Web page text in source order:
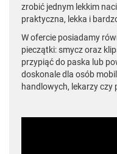
zrobić jednym lekkim
praktyczna, lekka i
W ofercie posiadamy
pieczątki: smycz oraz
przypiąć do paska lub
doskonale dla osób
handlowych, lekarzy czy